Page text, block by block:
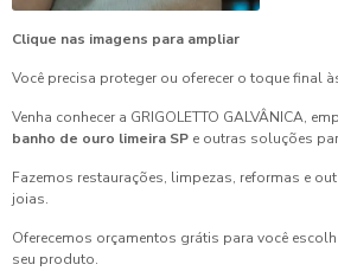
Clique nas imagens para ampliar
Você precisa proteger ou oferecer o toque final
Venha conhecer a GRIGOLETTO GALVÂNICA,
banho de ouro limeira SP e outras soluções
Fazemos restaurações, limpezas, reformas e
joias.
Oferecemos orçamentos grátis para você
seu produto.